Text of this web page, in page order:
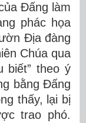
Đấng làm
phác họa
Địa đàng
Chúa qua
biết” theo ý
bằng Đấng
thấy, lại bị
trao phó.